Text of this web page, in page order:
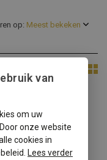
op:
schroefset
van
om uw
onze website
cookies in
Lees verder